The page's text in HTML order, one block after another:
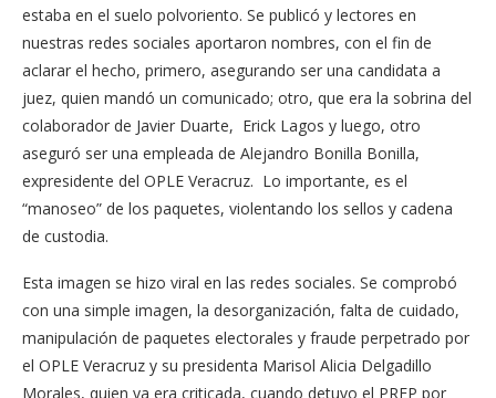
estaba en el suelo polvoriento. Se publicó y lectores en
nuestras redes sociales aportaron nombres, con el fin de
aclarar el hecho, primero, asegurando ser una candidata a
juez, quien mandó un comunicado; otro, que era la sobrina del
colaborador de Javier Duarte, Erick Lagos y luego, otro
aseguró ser una empleada de Alejandro Bonilla Bonilla,
expresidente del OPLE Veracruz. Lo importante, es el
“manoseo” de los paquetes, violentando los sellos y cadena
de custodia.
Esta imagen se hizo viral en las redes sociales. Se comprobó
con una simple imagen, la desorganización, falta de cuidado,
manipulación de paquetes electorales y fraude perpetrado por
el OPLE Veracruz y su presidenta Marisol Alicia Delgadillo
Morales, quien ya era criticada, cuando detuvo el PREP por